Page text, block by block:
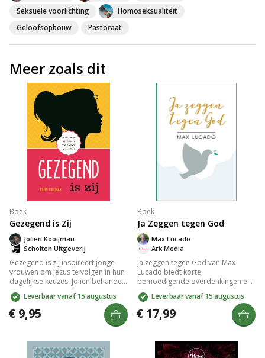
Seksuele voorlichting
Homoseksualiteit
Geloofsopbouw
Pastoraat
Meer zoals dit
Boek
Gezegend is Zij
Scholten Uitgeverij
Jolien Kooijman
Gezegend is zij inspireert jonge
vrouwen om Jezus te volgen in hun
dagelijkse keuzes. Jolien behandelt
thema's als liefde, geloof, en social
media, en deelt persoonlijke
verhalen en inzichten om je relatie
met Jezus te verdiepen. Een
inspirerend boek voor wie richting
Leverbaar vanaf 15 augustus
€ 9,95
Boek
Ja Zeggen tegen God
Ark Media
Max Lucado
Ja zeggen tegen God van Max
Lucado biedt korte,
bemoedigende overdenkingen en
inspirerende bijbelteksten die je
helpen groeien in je geloof. Het
boek behandelt thema's zoals
christelijk leven, de liefde van God
en Zijn plan voor jou. Perfect als
volwassendoop, en een
Leverbaar vanaf 15 augustus
€ 17,99